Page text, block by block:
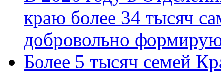
краю более 34 тысяч
добровольно
Более 5 тысяч семей